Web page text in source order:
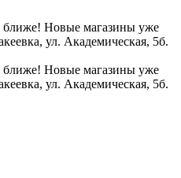
Новые магазины уже
ул. Академическая, 5б.
Новые магазины уже
ул. Академическая, 5б.